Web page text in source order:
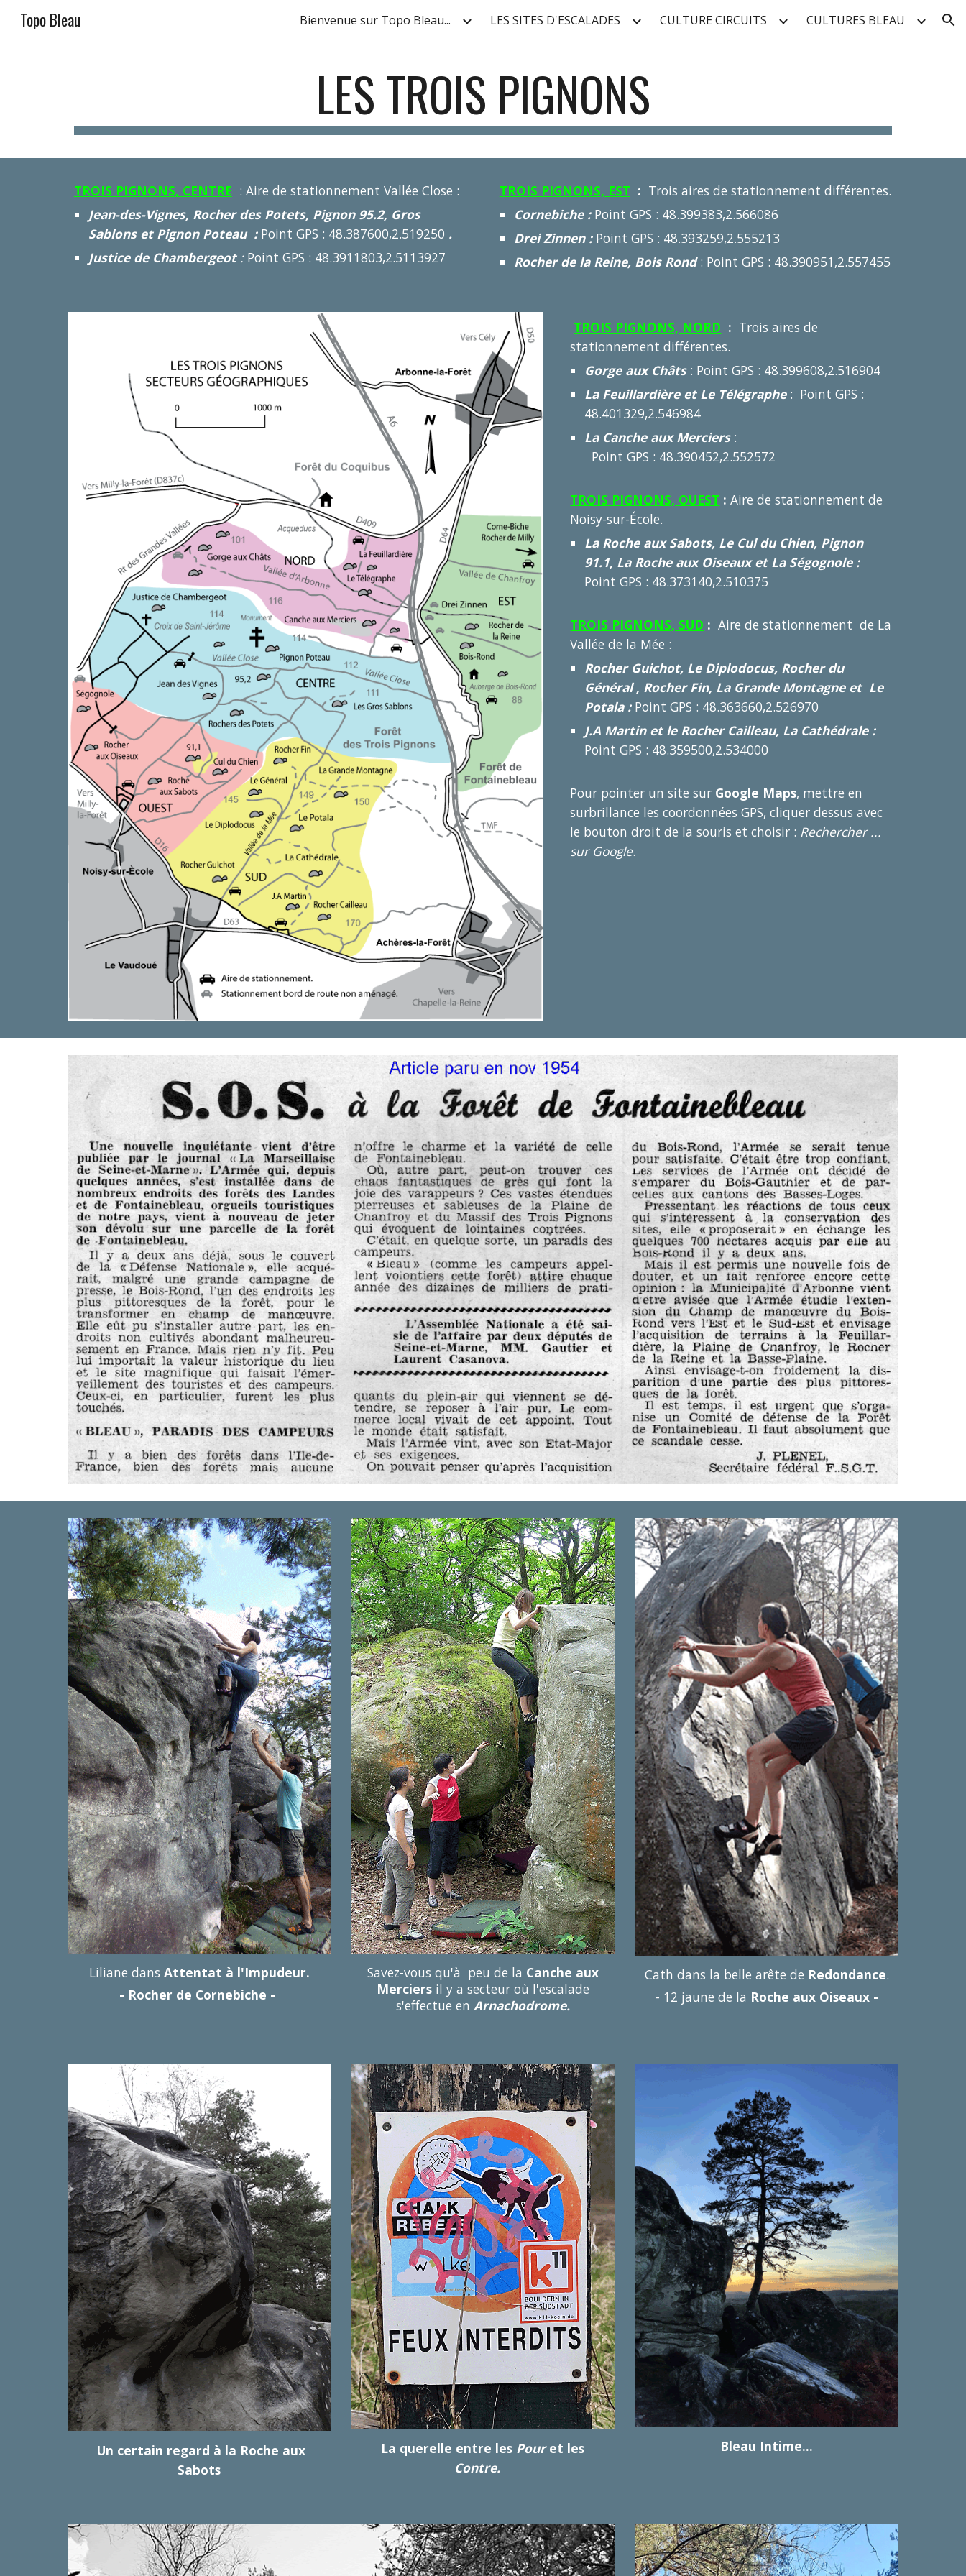
Skip to main content Skip to navigation
Topo Bleau Bienvenue sur Topo Bleau... LES SITES D'ESCALADES CULTURE CIRCUITS CULTURES BLEAU
LES TROIS PIGNONS
TROIS PIGNONS, CENTRE : Aire de stationnement Vallée Close :
Jean-des-Vignes, Rocher des Potets, Pignon 95.2, Gros
Sablons et Pignon Poteau : Point GPS : 48.387600,2.519250 .
Justice de Chambergeot: Point GPS : 48.3911803,2.5113927
TROIS PIGNONS, EST : Trois aires de stationnement différentes.
Cornebiche : Point GPS : 48.399383,2.566086
Drei Zinnen : Point GPS : 48.393259,2.555213
Rocher de la Reine, Bois Rond: Point GPS : 48.390951,2.557455
TROIS PIGNONS, NORD : Trois aires de
stationnement différentes.
Gorge aux Châts: Point GPS : 48.399608,2.516904
La Feuillardière et Le Télégraphe: Point GPS :
48.401329,2.546984
La Canche aux Merciers:
Point GPS : 48.390452,2.552572
TROIS PIGNONS, OUEST :Aire de stationnement de
Noisy-sur-École.
La Roche aux Sabots, Le Cul du Chien, Pignon
91.1, La Roche aux Oiseaux et La Ségognole :
Point GPS : 48.373140,2.510375
TROIS PIGNONS, SUD : Aire de stationnement de La
Vallée de la Mée :
Rocher Guichot, Le Diplodocus, Rocher du
Général , Rocher Fin, La Grande Montagne et Le
Potala : Point GPS : 48.363660,2.526970
J.A Martin et le Rocher Cailleau, La Cathédrale :
Point GPS : 48.359500,2.534000
Pour pointer un site sur Google Maps, mettre en
surbrillance les coordonnées GPS, cliquer dessus avec
le bouton droit de la souris et choisir : Rechercher ...
sur Google.
Liliane dans Attentat à l'Impudeur.
- Rocher de Cornebiche -
Savez-vous qu'à peu de la Canche aux
Merciersil y a secteur où l'escalade
s'effectue en Arnachodrome.
Cath dans la belle arête de Redondance.
- 12 jaune de la Roche aux Oiseaux -
Un certain regard à la Roche aux
Sabots
La querelle entre les Pouret les
Contre.
Bleau Intime...